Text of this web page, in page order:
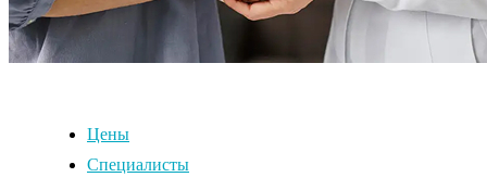
Цены
Специалисты